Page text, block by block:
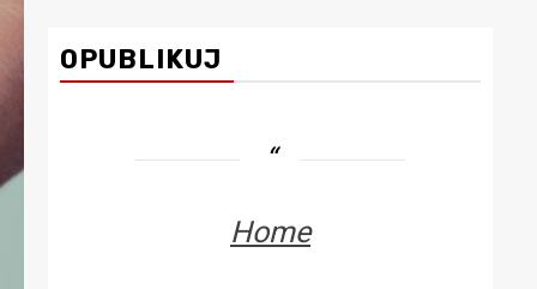
OPUBLIKUJ
Home